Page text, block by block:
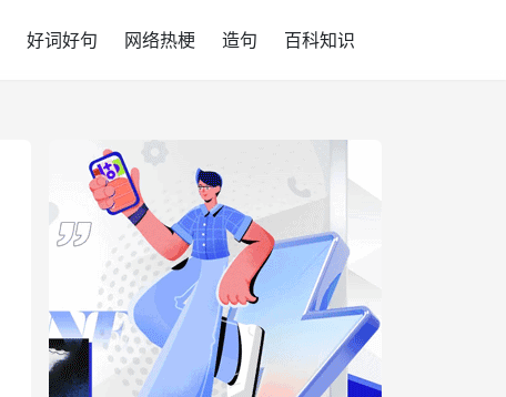
好词好句 网络热梗 造句 百科知识